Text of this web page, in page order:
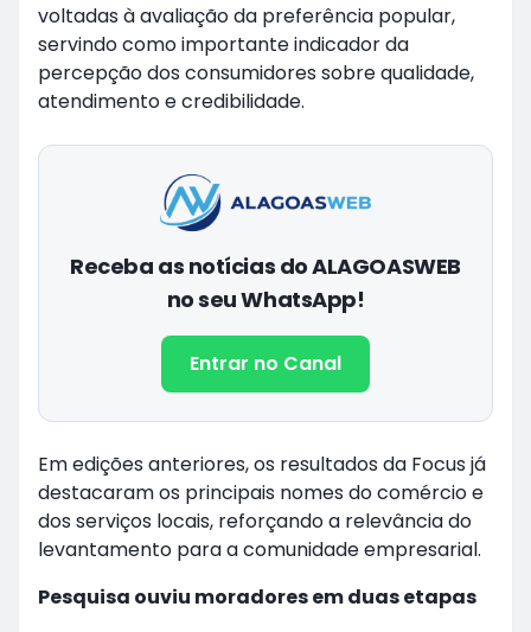
voltadas à avaliação da preferência popular,
servindo como importante indicador da
percepção dos consumidores sobre qualidade,
atendimento e credibilidade.
Receba as notícias do ALAGOASWEB
no seu WhatsApp!
Entrar no Canal
Em edições anteriores, os resultados da Focus já
destacaram os principais nomes do comércio e
dos serviços locais, reforçando a relevância do
levantamento para a comunidade empresarial.
Pesquisa ouviu moradores em duas etapas